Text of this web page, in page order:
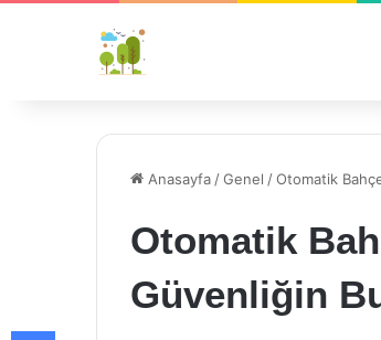
Anasayfa /Genel /Otomatik
Otomatik
Güvenliğin
Facebook